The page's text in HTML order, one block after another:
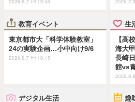
2026.8.7 Fri 19:45
教育イベント
東京都市大「科学体験教室」
24の実験企画…小中向け9/6
2026.8.7 Fri 18:15
生
【高
海大
長崎
館vs
デジタル生活 趣